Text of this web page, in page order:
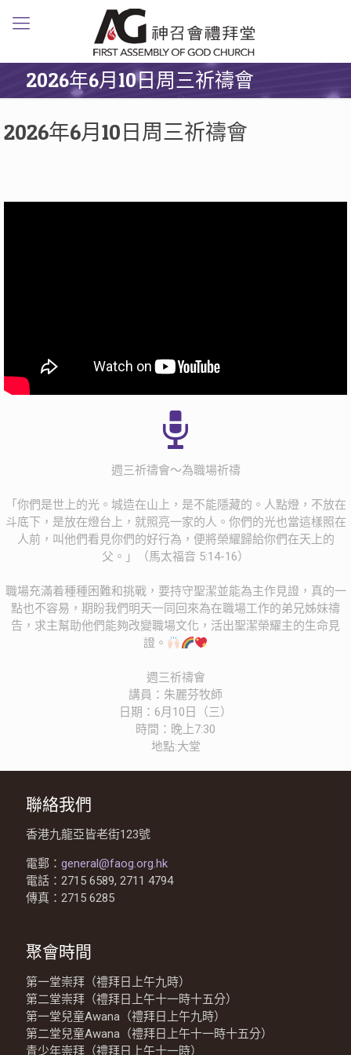
2026年6月10日周三祈禱會
2026年6月10日周三祈禱會
週三祈禱會～為職場祈禱
「你們是世上的光。城造在山上，是不能隱藏的。人點燈，不放在
斗底下，是放在燈台上，就照亮一家的人。你們的光也當這樣照在
人前，叫他們看見你們的好行為，便將榮耀歸給你們在天上的
父。」（馬太福音 5:14-16）
職場充滿着種種困難和挑戰，要持守聖潔並能為主作見證，真的一
點也不容易，期盼我們明天一同回來為在職場工作的弟兄姊妹禱
告，求主幫助他們能夠改變職場文化，活出聖潔榮耀主的生命見
證。
週三祈禱會
講員：朱麗芬牧師
日期：6月10日（三）
時間：晚上7:30
地點:大堂
聯絡我們
香港九龍亞皆老街123號
電郵： general@faog.org.hk
電話：2715 6589, 2711 4794
傳真：2715 6285
聚會時間
第一堂崇拜（禮拜日上午九時）
第二堂崇拜（禮拜日上午十一時十五分）
第一堂兒童Awana（禮拜日上午九時）
第二堂兒童Awana（禮拜日上午十一時十五分）
青少年崇拜（禮拜日上午十一時）